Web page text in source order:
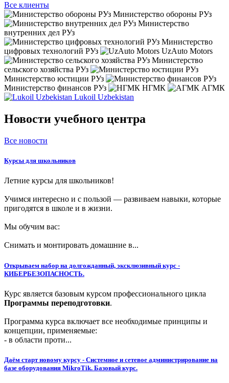
Все клиенты
Министерство обороны РУз
Министерство
внутренних дел РУз
Министерство
цифровых технологий РУз
UzAuto Motors
Министерство
сельского хозяйства РУз
Министерство юстиции РУз
Министерство финансов РУз
НГМК
АГМК
Lukoil Uzbekistan
Новости учебного центра
Все новости
Курсы для школьников
Летние курсы для школьников!
Учимся интересно и с пользой — развиваем навыки, которые
пригодятся в школе и в жизни.
Мы обучим вас:
Снимать и монтировать домашние в...
Открываем набор на долгожданный, эксклюзивный курс -
КИБЕРБЕЗОПАСНОСТЬ.
Курс является базовым курсом профессионального цикла
Программы переподготовки.
Программа курса включает все необходимые принципы и
концепции, применяемые:
- в области проти...
Даём старт новому курсу - Системное и сетевое администрирование на
базе оборудования MikroTik. Базовый курс.